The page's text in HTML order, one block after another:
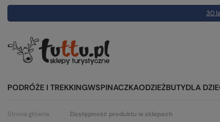
30
PODRÓŻE I TREKKINGWSPINACZKAODZIEŻBUTYDLA
Strona główna Dostępność produktu w sklepach